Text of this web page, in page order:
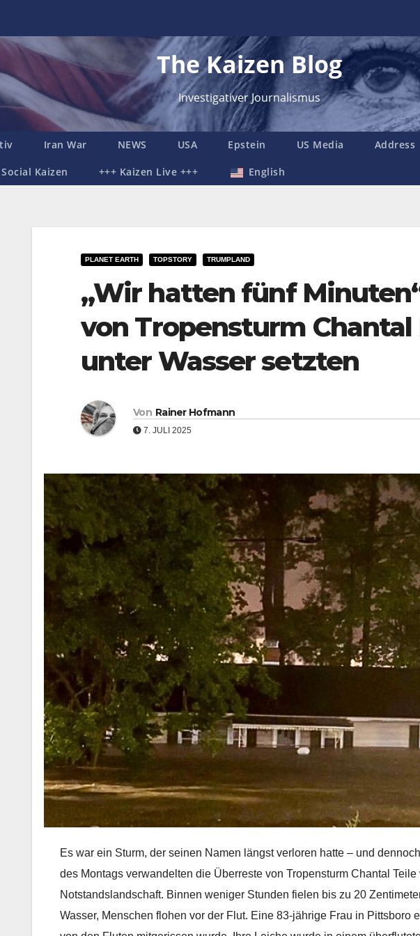
The Kaizen Blog
Investigativer Journalismus
Iran War NEWS USA Epstein US Media Address
Social Kaizen +++ Kaizen Live +++ English
PLANET EARTH TOPSTORY TRUMPLAND
„Wir hatten fünf
von Tropensturm
unter Wasser setzten
Von Rainer Hofmann
7. JULI 2025
Es war ein Sturm, der seinen Namen längst verloren hatte – und
des Montags verwandelten die Überreste von Tropensturm Chantal
Notstandslandschaft. Binnen weniger Stunden fielen bis zu 20
Wasser, Menschen flohen vor der Flut. Eine 83-jährige Frau in Pittsboro